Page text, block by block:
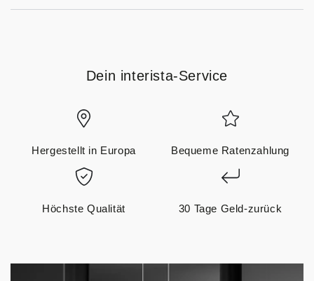
Dein interista-Service
Hergestellt in Europa Bequeme Ratenzahlung
Höchste Qualität 30 Tage Geld-zurück